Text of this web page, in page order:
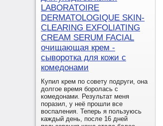
LABORATOIRE
DERMATOLOGIQUE SKIN-
CLEARING EXFOLIATING
CREAM SERUM FACIAL
очищающая крем -
сыворотка для кожи с
комедонами
Купил крем по совету подруги, она
долгое время боролась с
комедонами. Результат меня
поразил, у неё прошли все
воспаления. Теперь я пользуюсь
каждый день, после 16 дней